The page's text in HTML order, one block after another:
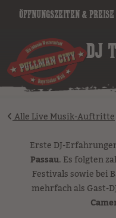
Öffnungszeiten & Preise
image
DJ
Alle Live Musik-Auftritte
Erste DJ-
Passau. Es folgten
Festivals sowie bei
mehrfach als Gast-